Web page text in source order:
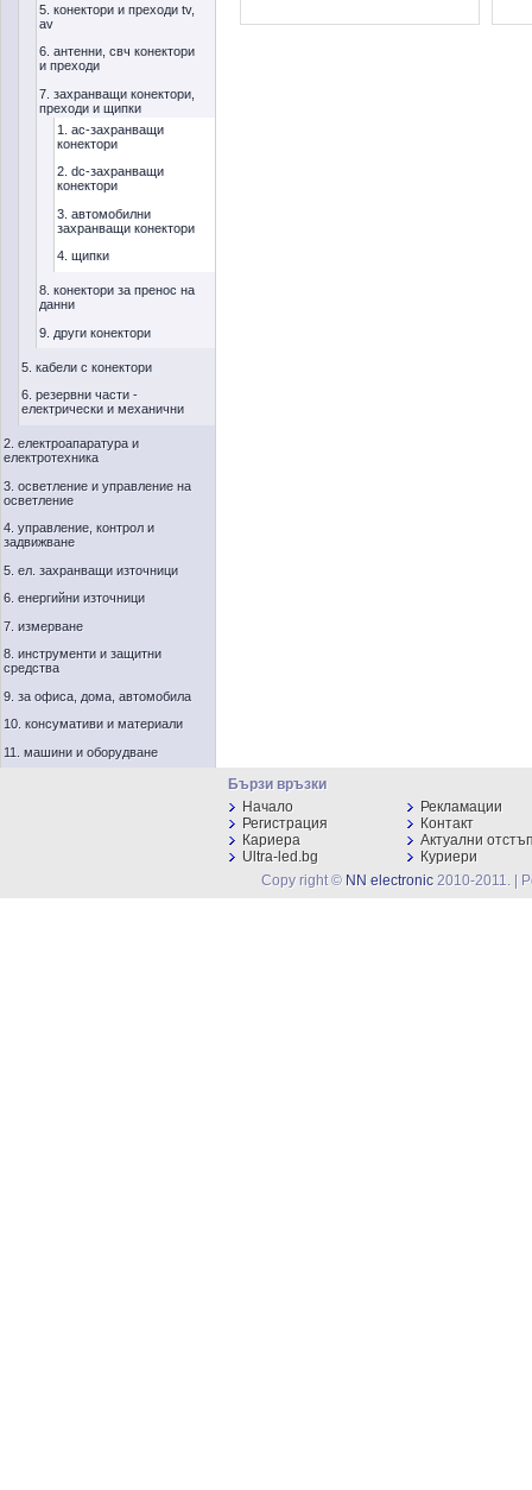
5. конектори и преходи tv,
av
6. антенни, свч конектори
и преходи
7. захранващи конектори,
преходи и щипки
1. ac-захранващи
конектори
2. dc-захранващи
конектори
3. автомобилни
захранващи конектори
4. щипки
8. конектори за пренос на
данни
9. други конектори
5. кабели с конектори
6. резервни части -
електрически и механични
2. електроапаратура и
електротехника
3. осветление и управление на
осветление
4. управление, контрол и
задвижване
5. ел. захранващи източници
6. енергийни източници
7. измерване
8. инструменти и защитни
средства
9. за офиса, дома, автомобила
10. консумативи и материали
11. машини и оборудване
Бързи връзки
Начало
Рекламации
Регистрация
Контакт
Кариера
Актуални
Ultra-led.bg
Куриери
Copy right © NN electronic 2010-2011. |